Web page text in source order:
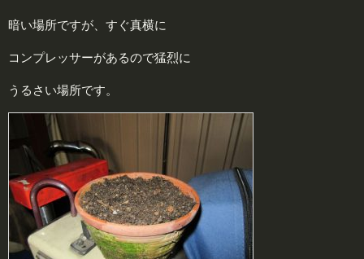
暗い場所ですが、すぐ真横に
コンプレッサーがあるので猛烈に
うるさい場所です。